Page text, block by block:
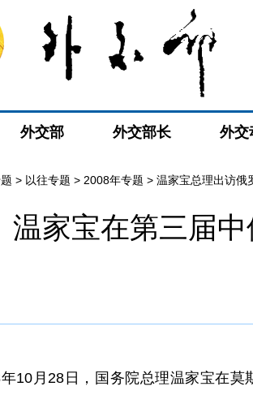
外交部 外交部长 外交
> 以往专题 > 2008年专题 > 温家宝总理出访俄
温家宝在第三届中
月28日，国务院总理温家宝在莫